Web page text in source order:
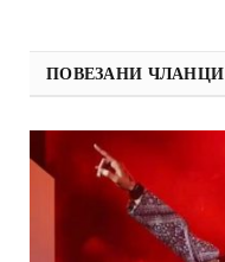
ПОВЕЗАНИ ЧЛАНЦИ